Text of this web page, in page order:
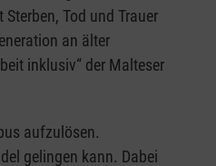
Tod und Trauer
an älter
inklusiv“ der Malteser
aufzulösen.
gelingen kann. Dabei